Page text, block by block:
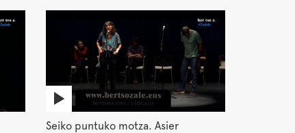
Seiko puntuko motza. Asier